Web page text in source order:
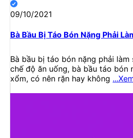
09/10/2021
Bà Bầu Bị Táo Bón Nặng Phải
Bà bầu bị táo bón nặng phải
chế độ ăn uống, bà bầu táo bón
xổm, có nên rặn hay không